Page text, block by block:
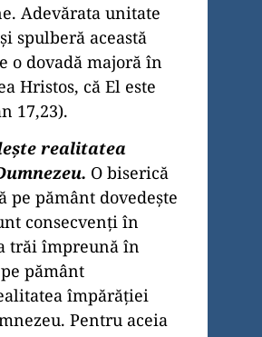
Adevărata unitate
spulberă această
o dovadă majoră în
Hristos, că El este
17,23).
realitatea
O biserică
pământ dovedeşte
consecvenţi în
trăi împreună în
pământ
împărăţiei
Pentru aceia